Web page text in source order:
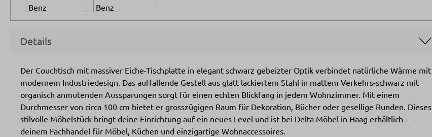
Details
Der Couchtisch mit massiver Eiche-Tischplatte in elegant schwarz gebeizter Optik verbindet natürliche Wärme mit
modernem Industriedesign. Das auffallende Gestell aus glatt lackiertem Stahl in mattem Verkehrs-schwarz mit
organisch anmutenden Aussparungen sorgt für einen echten Blickfang in jedem Wohnzimmer. Mit einem
Durchmesser von circa 100 cm bietet er grosszügigen Raum für Dekoration, Bücher oder gesellige Runden. Dieses
stilvolle Möbelstück bringt deine Einrichtung auf ein neues Level und ist bei Delta Möbel in Haag erhältlich –
deinem Fachhandel für Möbel, Küchen und einzigartige Wohnaccessoires.